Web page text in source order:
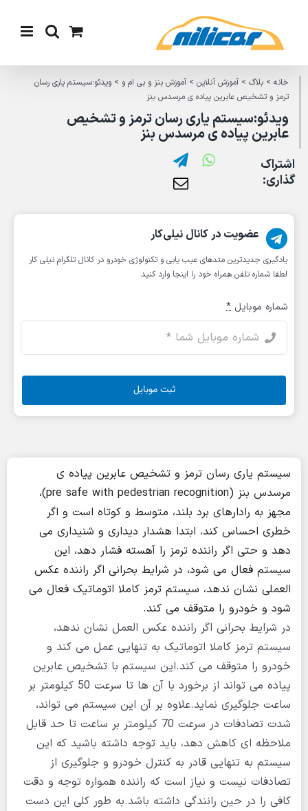
content
خانه> بلاگ> آموزش آنلاین> آموزش بنز و بی ام و > ویدئو:سیستم یاری رسان
ترمز و تشخیص عابرین پیاده ی مرسدس بنز
ویدئو:سیستم یاری رسان ترمز و تشخیص
عابرین پیاده ی مرسدس بنز
اشتراک
گذاری:
سیستم یاری رسان ترمز و تشخیص عابرین پیاده ی
مرسدس بنز (pre safe with pedestrian recognition)،
مجهز به رادارهای برد بلند، متوسط و کوتاه است و اگر
خطری احساس کند، ابتدا هشدار دیداری و شنیداری می
دهد و حتی اگر راننده ترمز را آهسته فشار دهد، این
سیستم فعال می شود، در شرایط بحرانی اگر راننده عکس
العملی نشان ندهد، سیستم ترمز کاملا اتوماتیک فعال می
شود و خودرو را متوقف می کند.
در شرایط بحرانی اگر راننده عکس العمل نشان ندهد،
سیستم ترمز کاملا اتوماتیک به تنهایی عمل می کند و
خودرو را متوقف می کند.این سیستم با تشخیص عابرین
پیاده می تواند از برخورد با آن ها تا سرعت 50 کیلومتر بر
ساعت جلوگیری نماید.علاوه بر آن این سیستم می تواند،
شدت تصادفات در سرعت 70 کیلومتر بر ساعت تا حد قابل
ملاحظه ای کاهش دهد، باید توجه داشته باشید که این
سیستم به تنهایی قادر به کنترل خودرو و جلوگیری از
تصادفات نیست و نیاز است که راننده همواره توجه و دقت
کافی را در حین رانندگی داشته باشد.به طور کلی این دست
عضویت در کانال نیلی‌کار
یادگیری جدیدترین متد‌های عیب یابی‌ و تکنولوژی خودرو در کانال تلگرام نیلی کار
لطفا شماره تلفن همراه خود را اینجا وارد کنید
شماره موبایل *
ثبت موبایل